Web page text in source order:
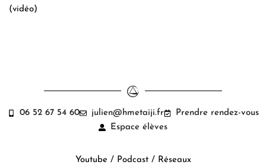
(vidéo)
06 52 67 54 60 julien@hmetaiji.fr
Prendre rendez-vous
Espace élèves
Youtube / Podcast / Réseaux